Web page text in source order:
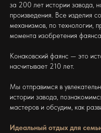
за 200 лет истории завода,
произведения. Все изделия
механизмов, по технологии,
момента изобретения
Конаковский фаянс — это
насчитывает 210 лет.
Мы отправимся в
истории завода,
мастеров и обсудим, как
Идеальный отдых для